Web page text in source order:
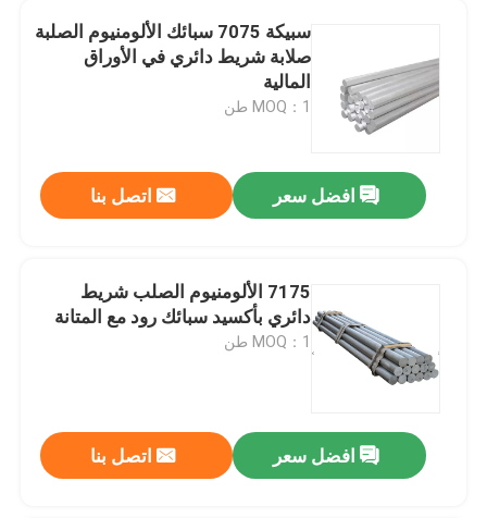
سبيكة 7075 سبائك الألومنيوم الصلبة
صلابة شريط دائري في الأوراق
المالية
MOQ：1 طن
افضل سعر اتصل بنا
7175 الألومنيوم الصلب شريط
دائري بأكسيد سبائك رود مع المتانة
MOQ：1 طن
افضل سعر اتصل بنا